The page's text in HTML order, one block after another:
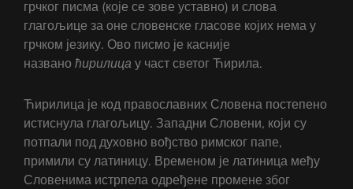
грчког писма (које се зове уставно) и слова
глагољице за оне словенске гласове којих нема у
грчком језику. Ово писмо је касније
названо ћирилица у част светог Ћирила.
Ћирилица је код православних Словена постепено
истиснула глагољицу. Западни Словени, који су
потпали под духовно вођство римског папе,
примили су латиницу. Временом је латиница међу
Словенима истрпела одређене промене због